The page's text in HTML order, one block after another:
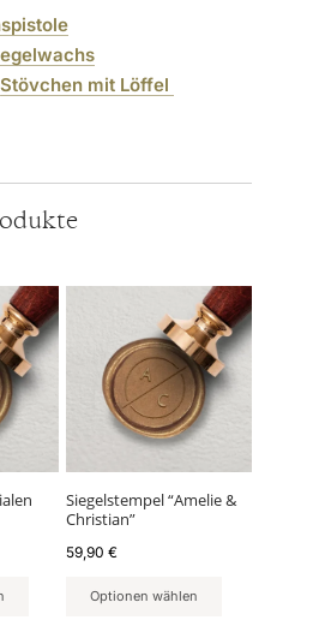
Stövchen mit Löffel
Siegelstempel “Amelie &
Christian”
59,90€
Optionen wählen